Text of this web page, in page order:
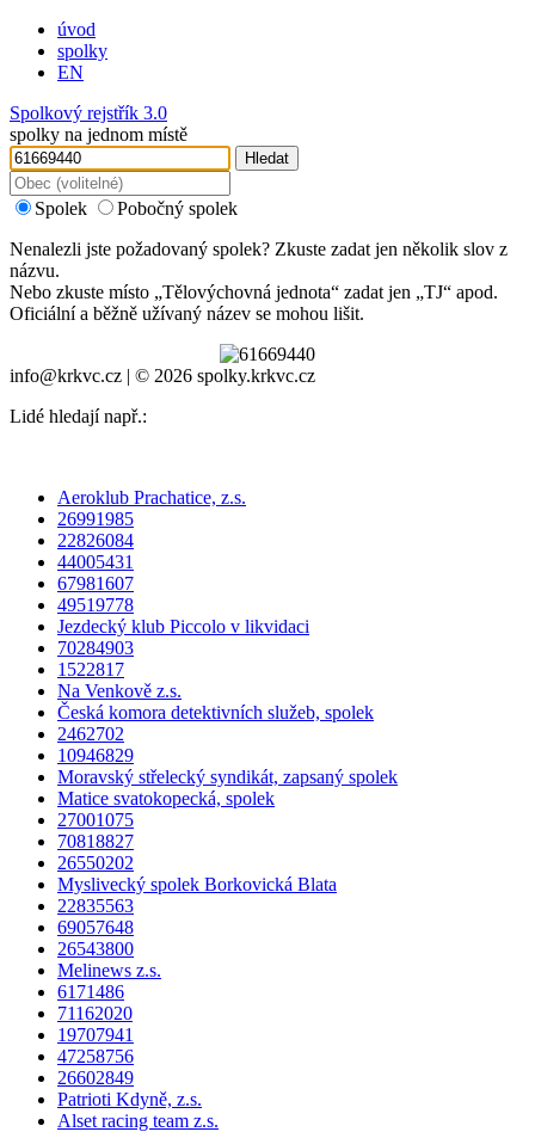
úvod
spolky
EN
Spolkový rejstřík 3.0
spolky na jednom místě
Hledat
Spolek
Pobočný spolek
Nenalezli jste požadovaný spolek? Zkuste zadat jen několik slov z
názvu.
Nebo zkuste místo „Tělovýchovná jednota“ zadat jen „TJ“ apod.
Oficiální a běžně užívaný název se mohou lišit.
info@krkvc.cz | © 2026 spolky.krkvc.cz
Lidé hledají např.:
Aeroklub Prachatice, z.s.
26991985
22826084
44005431
67981607
49519778
Jezdecký klub Piccolo v likvidaci
70284903
1522817
Na Venkově z.s.
Česká komora detektivních služeb, spolek
2462702
10946829
Moravský střelecký syndikát, zapsaný spolek
Matice svatokopecká, spolek
27001075
70818827
26550202
Myslivecký spolek Borkovická Blata
22835563
69057648
26543800
Melinews z.s.
6171486
71162020
19707941
47258756
26602849
Patrioti Kdyně, z.s.
Alset racing team z.s.